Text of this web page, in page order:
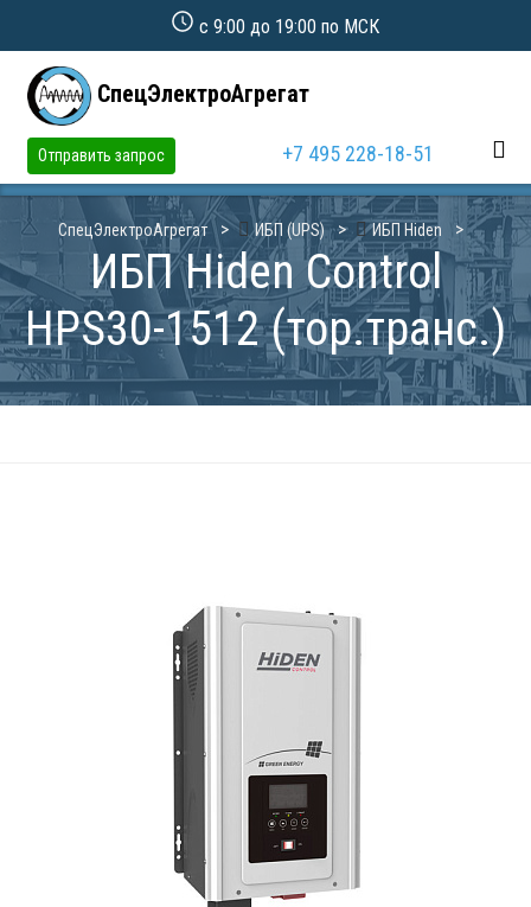
с 9:00 до 19:00 по МСК
СпецЭлектроАгрегат
Отправить запрос +7 495 228-18-51
СпецЭлектроАгрегат ИБП (UPS) ИБП Hiden
ИБП Hiden Control
HPS30-1512 (тор.транс.)